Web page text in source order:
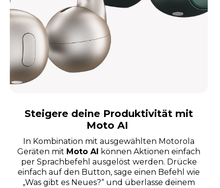
Steigere deine Produktivität mit
Moto AI
In Kombination mit ausgewählten Motorola
Geräten mit Moto AI können Aktionen einfach
per Sprachbefehl ausgelöst werden. Drücke
einfach auf den Button, sage einen Befehl wie
„Was gibt es Neues?“ und überlasse deinem